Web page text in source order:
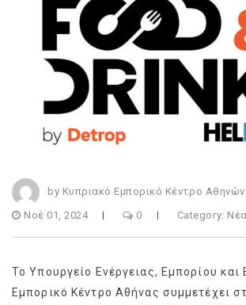
by Κυπριακό Εμπορικό Κέντρο Αθηνών
Νοέ 01, 2024 0 Category: Νέα
Το Υπουργείο Ενέργειας, Εμπορίου και
Εμπορικό Κέντρο Αθήνας συμμετέχει